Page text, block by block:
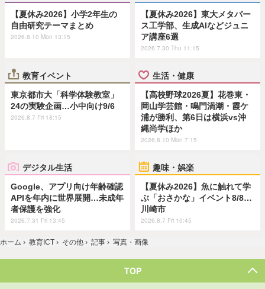
【夏休み2026】小学2年生の
自由研究テーマまとめ
2026.8.10 Mon 13:15
【夏休み2026】東大メタバー
ス工学部、生成AIなどジュニ
ア講座6選
2026.7.30 Thu 11:15
教育イベント
東京都市大「科学体験教室」
24の実験企画…小中向け9/6
2026.8.7 Fri 18:15
生活・健康
【高校野球2026夏】花巻東・
岡山学芸館・鳴門渦潮・霞ケ
浦が勝利、第6日は横浜vs沖
縄尚学ほか
2026.8.10 Mon 7:15
デジタル生活
Google、アプリ向け年齢確認
APIを年内に世界展開…未成年
者保護を強化
2026.7.31 Fri 13:45
趣味・娯楽
【夏休み2026】魚に触れて学
ぶ「おさかな」イベント8/8…
川崎市
2026.8.7 Fri 10:45
ホーム › 教育ICT › その他 › 記事 › 写真・画像
TOP